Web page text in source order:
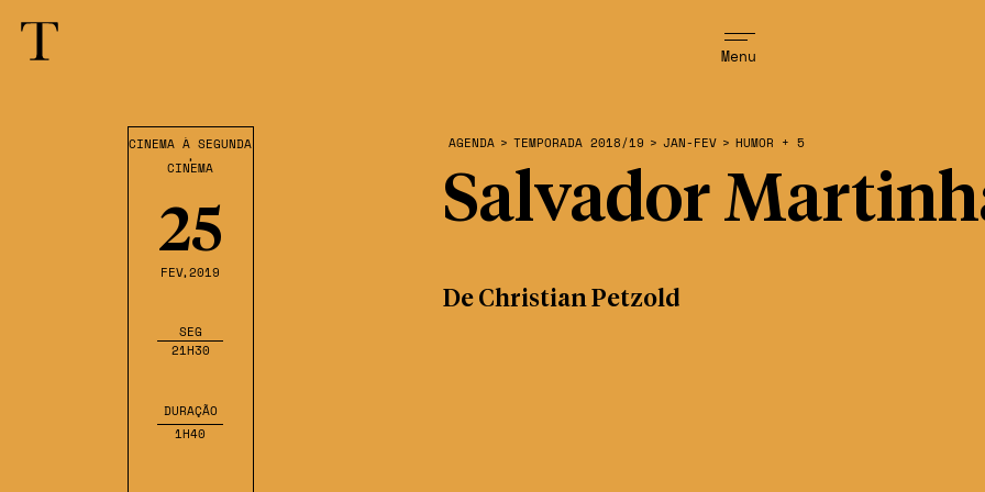
Menu
CINEMA À SEGUNDA
,
CINEMA
25
FEV,2019
SEG
21H30
DURAÇÃO
1H40
AGENDA > TEMPORADA 2018/19 > JAN-FEV > HUMOR + 5
Salvador
De Christian Petzold